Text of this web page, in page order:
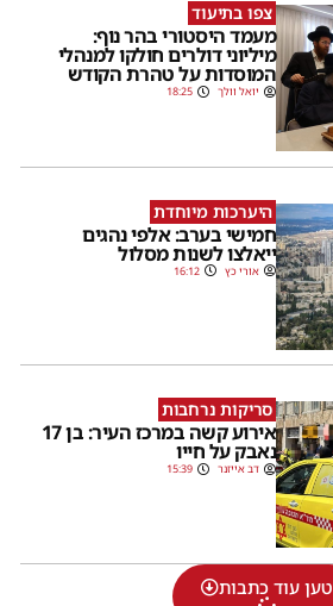
צפו בתיעוד
מעמד היסטורי בהר נוף:
מיליוני דולרים חולקו למנהלי
המוסדות על טהרת הקודש
יואל וולך 18:25
היערכות מיוחדת
חמישי בערב: אלפי נהגים
ייאלצו לשנות מסלול
אורי כץ 16:12
סריקות נרחבות
אירוע קשה במרכז העיר: בן 17
נאבק על חייו
דב אייזנר 15:39
טען עוד כתבות